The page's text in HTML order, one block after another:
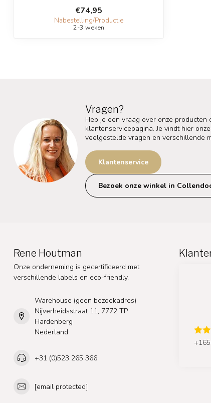
€74,95
Nabestelling/Productie
2-3 weken
Vragen?
Heb je een vraag over onze producten
klantenservicepagina. Je vindt hier
veelgestelde vragen en verschillende
Klantenservice
Bezoek onze winkel in
Rene Houtman
Onze onderneming is gecertificeerd met
verschillende labels en eco-friendly.
Warehouse (geen bezoekadres)
Nijverheidsstraat 11, 7772 TP
Hardenberg
Nederland
+31 (0)523 265 366
[email protected]